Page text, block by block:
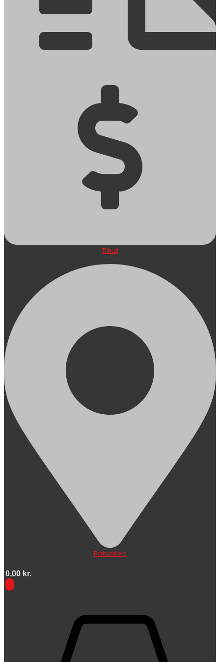
Tilbud
Forhandlere
0,00 kr.